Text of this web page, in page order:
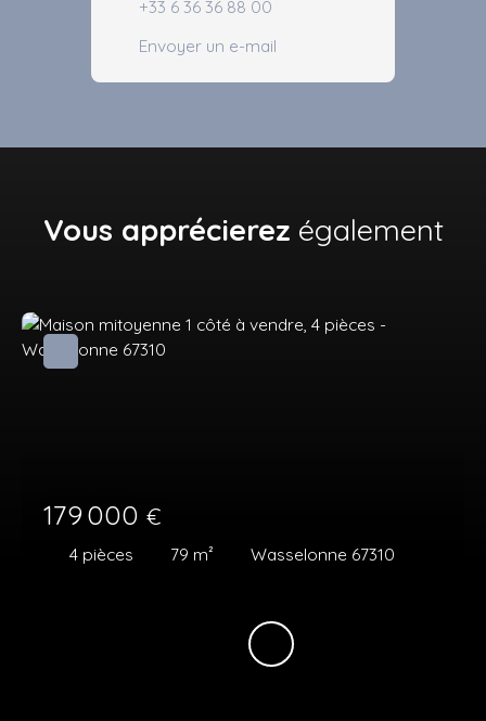
+33 6 36 36 88 00
Envoyer un e-mail
Vous apprécierez également
179 000 €
4 pièces 79 m² Wasselonne 67310